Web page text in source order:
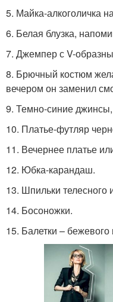
5. Майка-алкоголичка
6. Белая блузка,
7. Джемпер с V-
8. Брючный костюм
вечером он заменил
9. Темно-синие джинсы,
10. Платье-футляр
11. Вечернее платье
12. Юбка-карандаш.
13. Шпильки телесного
14. Босоножки.
15. Балетки – бежевого